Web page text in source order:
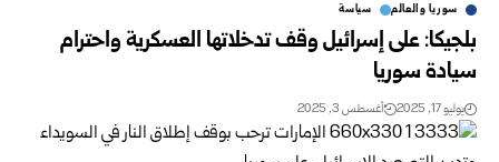
سوريا والعالم سياسة
بلجيكا: على إسرائيل وقف تدخلاتها العسكرية واحترام
سيادة سوريا
يوليو 17, 2025 أغسطس 3, 2025